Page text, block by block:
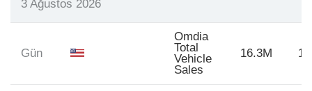
3 Ağustos 2026
Gün
Omdia
Total
Vehicle
Sales
16.3M